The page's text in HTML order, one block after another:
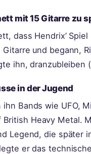
mit 15 Gitarre zu
dass Hendrix’
und begann,
ihn, dranzubleiben
in der Jugend
Bands wie UFO,
Heavy Metal.
Legend, die später
er das